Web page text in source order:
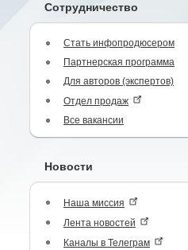
Сотрудничество
Стать инфопродюсером
Партнерская программа
Для авторов (экспертов)
Отдел продаж
Все вакансии
Новости
Наша миссия
Лента новостей
Каналы в Телеграм